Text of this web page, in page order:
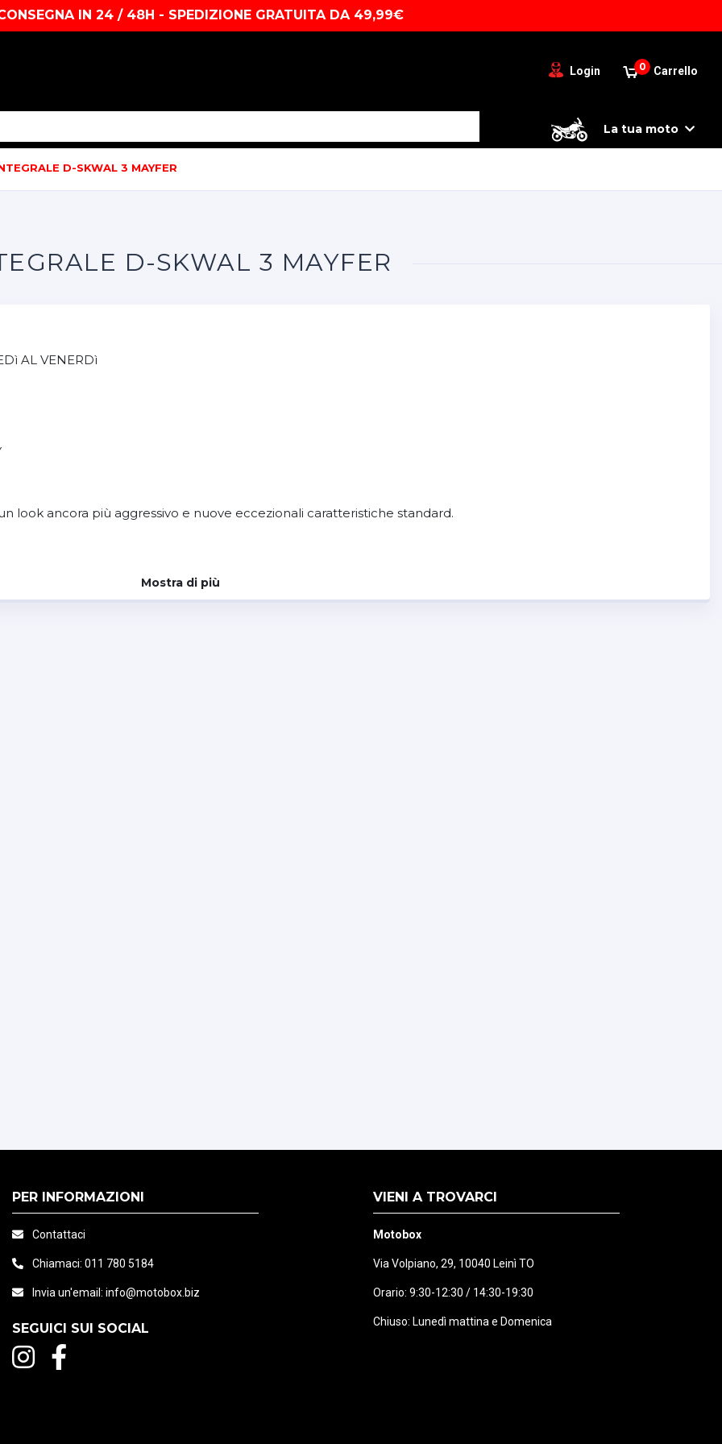
IN 24 / 48H - SPEDIZIONE GRATUITA DA 49,99€
0 Carrello
Login
La tua moto
D-SKWAL 3 MAYFER
D-SKWAL 3 MAYFER
AL VENERDì
look ancora più aggressivo e nuove eccezionali caratteristiche standard.
tecniche e comfort grazie a un processo di progettazione e sviluppo incentrato sulle prestazioni,
Mostra di più
PER INFORMAZIONI
Contattaci
Chiamaci: 011 780 5184
Invia un'email: info@motobox.biz
SEGUICI SUI SOCIAL
VIENI A TROVARCI
Motobox
Via Volpiano, 29, 10040 Leinì TO
Orario: 9:30-12:30 / 14:30-19:30
Chiuso: Lunedì mattina e Domenica